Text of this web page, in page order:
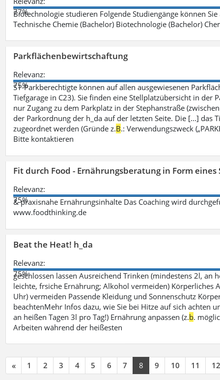
77%
Biotechnologie studieren Folgende Studiengänge können
Technische Chemie (Bachelor) Biotechnologie (Bachelor)
Parkflächenbewirtschaftung
Relevanz:
75%
S1-Parkberechtigte können auf allen ausgewiesenen
Tiefgarage in C23). Sie finden eine Stellplatzübersicht in
nur Zugang zu dem Parkplatz in der Stephanstraße
der Parkordnung der h_da auf der letzten Seite. Die [...]
zugeordnet werden (Gründe z.B.: Verwendungszweck
Bitte kontaktieren
Fit durch Food - Ernährungsberatung in Form eines
Relevanz:
75%
& praxisnahe Ernährungsinhalte Das Coaching wird
www.foodthinking.de
Beat the Heat! h_da
Relevanz:
75%
geschlossen lassen Ausreichend Trinken (mindestens 2l, an
leichte, frsiche Ernährung; Alkohol vermeiden) Körperliches
Uhr) vermeiden Passende Kleidung und Sonnenschutz
beachtenMehr Infos dazu, wie Sie bei Hitze auf sich achten
an heißen Tagen 3l pro Tag!) Ernährung anpassen (z.b.
Arbeiten während der heißesten
« 1 2 3 4 5 6 7 8 9 10 11 12